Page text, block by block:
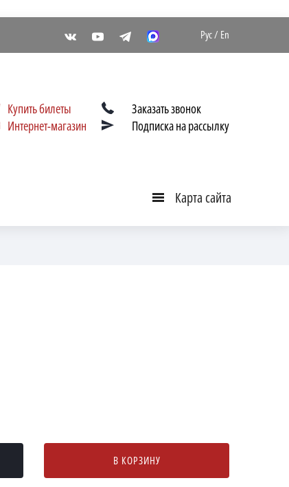
Рус/ En
Купить билеты
Интернет-магазин
Заказать звонок
Подписка на рассылку
КартаКарта сайта
В КОРЗИНУ